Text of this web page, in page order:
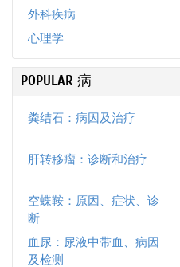
外科疾病
心理学
POPULAR 病
粪结石：病因及治疗
肝转移瘤：诊断和治疗
空蝶鞍：原因、症状、诊
断
血尿：尿液中带血、病因
及检测